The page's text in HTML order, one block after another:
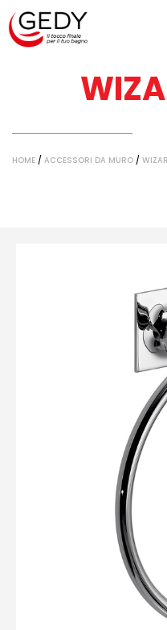
HOME / ACCESSORI DA MURO /